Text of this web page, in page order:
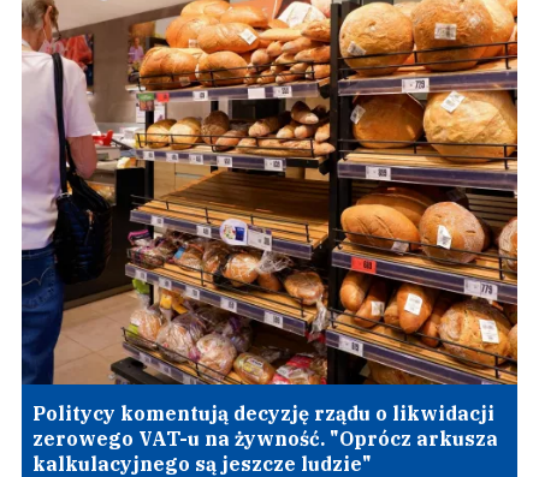
Politycy komentują decyzję rządu o likwidacji
zerowego VAT-u na żywność. "Oprócz arkusza
kalkulacyjnego są jeszcze ludzie"